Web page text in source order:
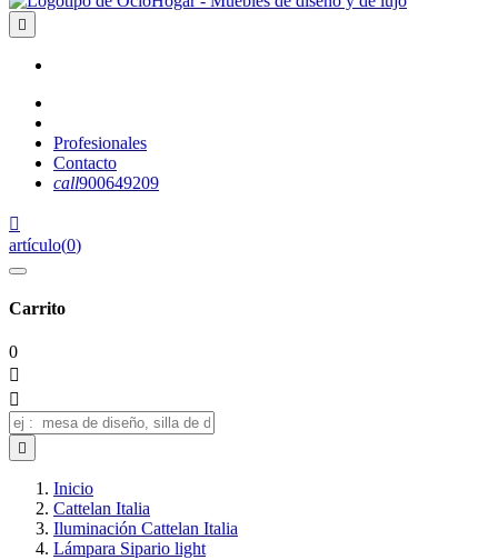

Profesionales
Contacto
call900649209

artículo(0)
Carrito
0



Inicio
Cattelan Italia
Iluminación Cattelan Italia
Lámpara Sipario light